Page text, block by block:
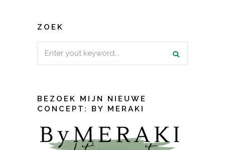
ZOEK
BEZOEK MIJN NIEUWE
CONCEPT: BY MERAKI